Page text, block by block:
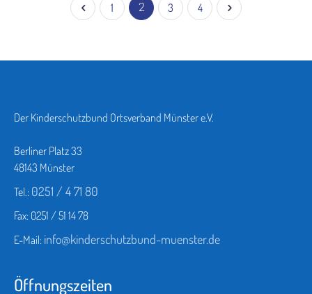
1 2 3 4
Der Kinderschutzbund Ortsverband Münster e.V.
Berliner Platz 33
48143 Münster
Tel.: 0251 / 4 71 80
Fax: 0251 / 51 14 78
E-Mail: info@kinderschutzbund-muenster.de
Öffnungszeiten